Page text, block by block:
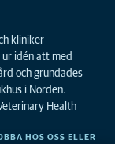
kliniker
idén att med
och grundades
i Norden.
Health
HOS OSS ELLER